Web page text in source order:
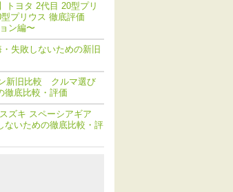
トヨタ 2代目 20型プリ
プリウス 徹底評価
ン編〜
失敗しないための新旧
新旧比較 クルマ選び
徹底比較・評価
ズキ スペーシアギア
ないための徹底比較・評